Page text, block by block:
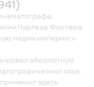
Чарльза Фостера
медиа-империю и
абсолютную
язык.
здесь